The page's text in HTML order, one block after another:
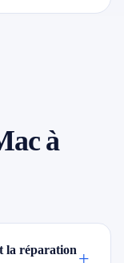
à
la réparation